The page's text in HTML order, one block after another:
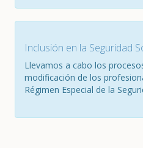
Inclusión en la Seguridad
Llevamos a cabo los
modificación de los
Régimen Especial de la